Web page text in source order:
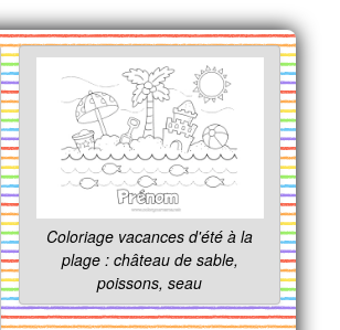
Coloriage vacances d'été à la
plage : château de sable,
poissons, seau